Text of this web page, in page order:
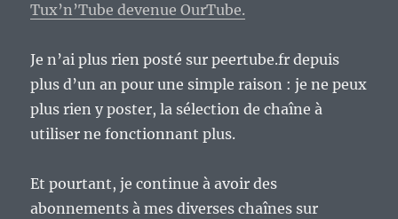
Tux’n’Tube devenue OurTube.
Je n’ai plus rien posté sur peertube.fr depuis
plus d’un an pour une simple raison : je ne peux
plus rien y poster, la sélection de chaîne à
utiliser ne fonctionnant plus.
Et pourtant, je continue à avoir des
abonnements à mes diverses chaînes sur